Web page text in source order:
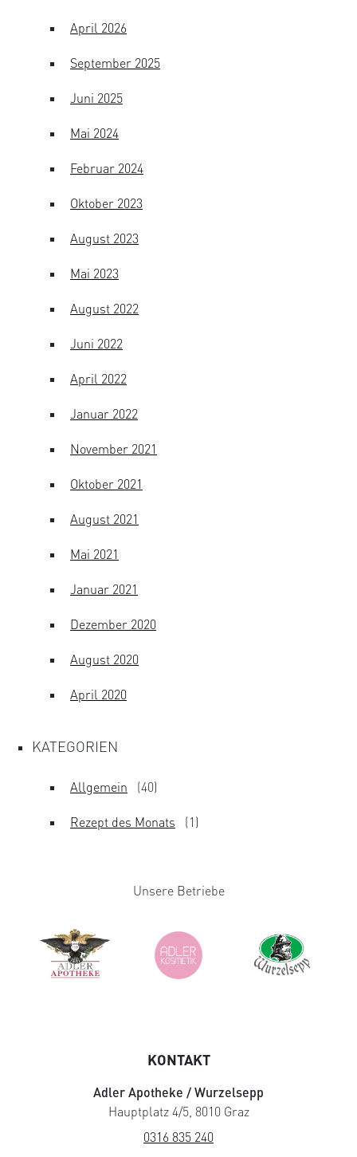
April 2026
September 2025
Juni 2025
Mai 2024
Februar 2024
Oktober 2023
August 2023
Mai 2023
August 2022
Juni 2022
April 2022
Januar 2022
November 2021
Oktober 2021
August 2021
Mai 2021
Januar 2021
Dezember 2020
August 2020
April 2020
KATEGORIEN
Allgemein (40)
Rezept des Monats (1)
Unsere Betriebe
KONTAKT
Adler Apotheke / Wurzelsepp
Hauptplatz 4/5, 8010 Graz
0316 835 240